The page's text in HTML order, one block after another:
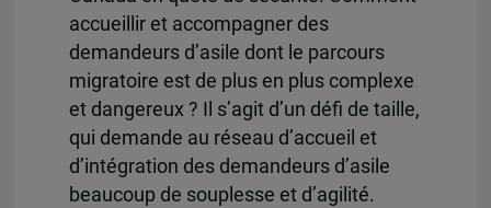
accueillir et accompagner des
demandeurs d’asile dont le parcours
migratoire est de plus en plus complexe
et dangereux ? Il s’agit d’un défi de taille,
qui demande au réseau d’accueil et
d’intégration des demandeurs d’asile
beaucoup de souplesse et d’agilité.